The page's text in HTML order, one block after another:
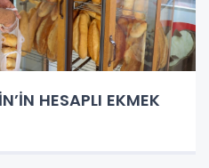
HESAPLI EKMEK